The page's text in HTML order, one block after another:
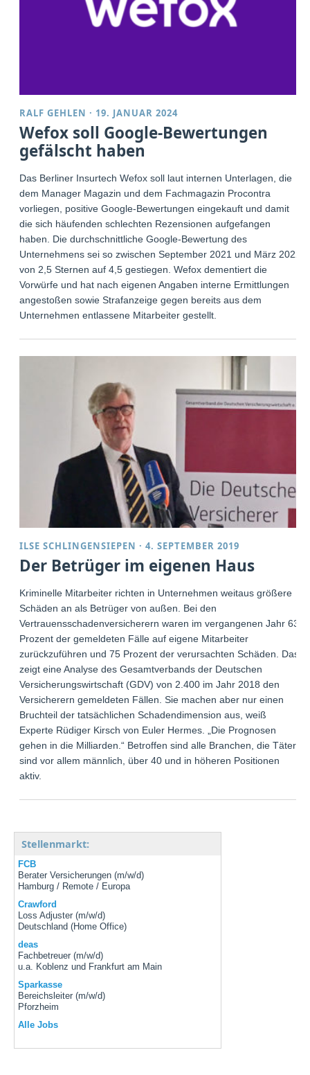
RALF GEHLEN · 19. JANUAR 2024
Wefox soll Google-Bewertungen
gefälscht haben
Das Berliner Insurtech Wefox soll laut internen Unterlagen, die
dem Manager Magazin und dem Fachmagazin Procontra
vorliegen, positive Google-Bewertungen eingekauft und damit
die sich häufenden schlechten Rezensionen aufgefangen
haben. Die durchschnittliche Google-Bewertung des
Unternehmens sei so zwischen September 2021 und März 2022
von 2,5 Sternen auf 4,5 gestiegen. Wefox dementiert die
Vorwürfe und hat nach eigenen Angaben interne Ermittlungen
angestoßen sowie Strafanzeige gegen bereits aus dem
Unternehmen entlassene Mitarbeiter gestellt.
ILSE SCHLINGENSIEPEN ·4. SEPTEMBER 2019
Der Betrüger im eigenen Haus
Kriminelle Mitarbeiter richten in Unternehmen weitaus größere
Schäden an als Betrüger von außen. Bei den
Vertrauensschadenversicherern waren im vergangenen Jahr 63
Prozent der gemeldeten Fälle auf eigene Mitarbeiter
zurückzuführen und 75 Prozent der verursachten Schäden. Das
zeigt eine Analyse des Gesamtverbands der Deutschen
Versicherungswirtschaft (GDV) von 2.400 im Jahr 2018 den
Versicherern gemeldeten Fällen. Sie machen aber nur einen
Bruchteil der tatsächlichen Schadendimension aus, weiß
Experte Rüdiger Kirsch von Euler Hermes. „Die Prognosen
gehen in die Milliarden.“ Betroffen sind alle Branchen, die Täter
sind vor allem männlich, über 40 und in höheren Positionen
aktiv.
Stellenmarkt:
FCB
Berater Versicherungen (m/w/d)
Hamburg / Remote / Europa
Crawford
Loss Adjuster (m/w/d)
Deutschland (Home Office)
deas
Fachbetreuer (m/w/d)
u.a. Koblenz und Frankfurt am Main
Sparkasse
Bereichsleiter (m/w/d)
Pforzheim
Alle Jobs